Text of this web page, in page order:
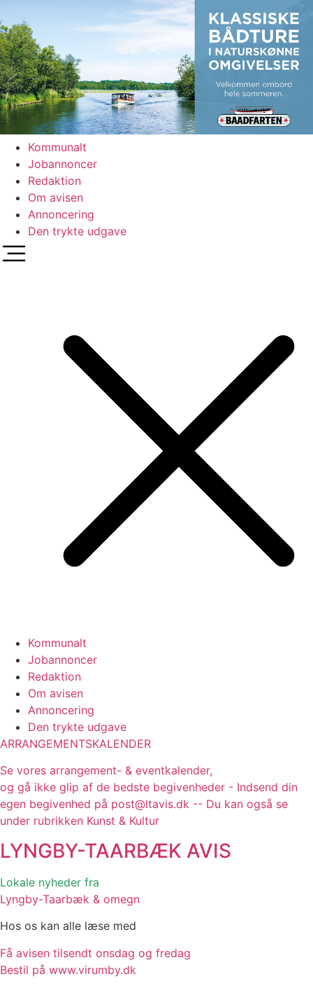
til
indhold
Kommunalt
Jobannoncer
Redaktion
Om avisen
Annoncering
Den trykte udgave
Kommunalt
Jobannoncer
Redaktion
Om avisen
Annoncering
Den trykte udgave
ARRANGEMENTSKALENDER
Se vores arrangement- & eventkalender,
og gå ikke glip af de bedste begivenheder - Indsend din
egen begivenhed på post@ltavis.dk -- Du kan også se
under rubrikken Kunst & Kultur
LYNGBY-TAARBÆK AVIS
Lokale nyheder fra
Lyngby-Taarbæk & omegn
Hos os kan alle læse med
Få avisen tilsendt onsdag og fredag
Bestil på www.virumby.dk